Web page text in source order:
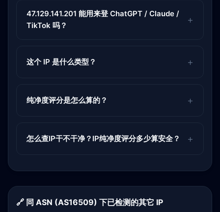
47.129.141.201 能用来登 ChatGPT / Claude /
TikTok 吗？
这个 IP 是什么类型？
纯净度评分是怎么算的？
怎么查IP干不干净？IP纯净度评分多少算安全？
🔗 同 ASN (AS16509) 下已检测的其它 IP